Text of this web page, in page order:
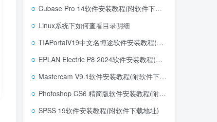
Cubase Pro 14软件安装教程(附软件下载地址)
Linux系统下如何查看目录明细
TIAPortalV19中文名博途软件安装教程(附软件下载地址)
EPLAN Electric P8 2024软件安装教程(附软件下载地址)
Mastercam V9.1软件安装教程(附软件下载地址)
Photoshop CS6 精简版软件安装教程(附软件下载地址)
SPSS 19软件安装教程(附软件下载地址)